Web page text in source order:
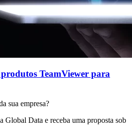
TeamViewer para
sua empresa?
Global Data e receba uma proposta sob